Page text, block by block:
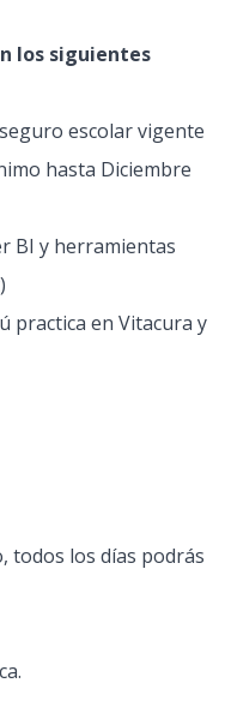
los siguientes
escolar vigente
hasta Diciembre
BI y herramientas
practica en Vitacura y
todos los días podrás